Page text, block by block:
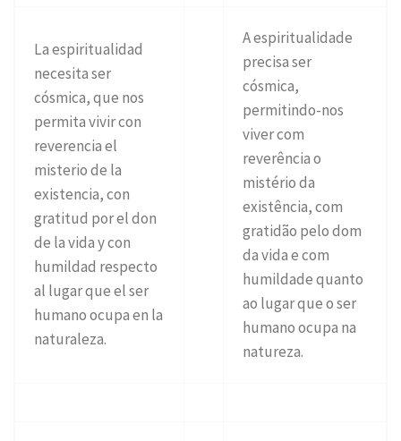
La espiritualidad
necesita ser
cósmica, que nos
permita vivir con
reverencia el
misterio de la
existencia, con
gratitud por el don
de la vida y con
humildad respecto
al lugar que el ser
humano ocupa en la
naturaleza.
A espiritualidade
precisa ser
cósmica,
permitindo-nos
viver com
reverência o
mistério da
existência, com
gratidão pelo dom
da vida e com
humildade quanto
ao lugar que o ser
humano ocupa na
natureza.